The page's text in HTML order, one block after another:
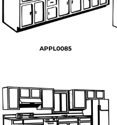
APPL0085